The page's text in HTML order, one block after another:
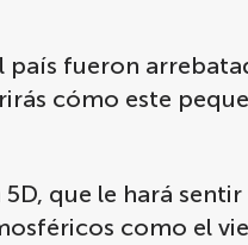
fueron
cómo este
que le hará
como el